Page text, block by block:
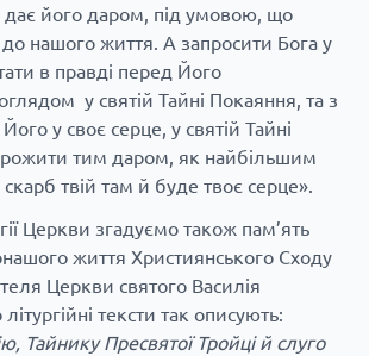
дає його даром, під умовою, що
нашого життя. А запросити Бога у
в правді перед Його
у святій Тайні Покаяння, та з
у своє серце, у святій Тайні
тим даром, як найбільшим
твій там й буде твоє серце».
Церкви згадуємо також пам’ять
життя Християнського Сходу
Церкви святого Василія
тексти так описують:
Тайнику Пресвятої Тройці й слуго